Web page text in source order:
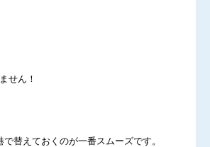
せん！
替えておくのが一番スムーズです。